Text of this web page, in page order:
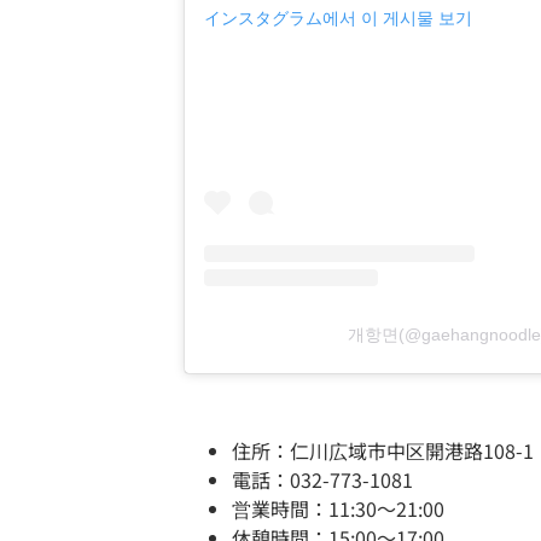
インスタグラム에서 이 게시물 보기
개항면
住所：仁川広域市中区開港路108-1
電話：032-773-1081
営業時間：11:30～21:00